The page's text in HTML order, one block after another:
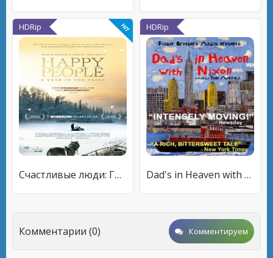
HDRip
Счастливые люди: Год в тайге
HDRip
Dad's in Heaven with Nixon
Комментарии (0) Комментируем